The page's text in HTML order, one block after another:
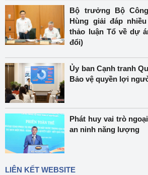
Bộ trưởng Bộ
Hùng giải đáp
thảo luận Tổ về dự
đổi)
Ủy ban Cạnh tranh
Bảo vệ quyền lợi
Phát huy vai trò
an ninh năng lượng
LIÊN KẾT WEBSITE